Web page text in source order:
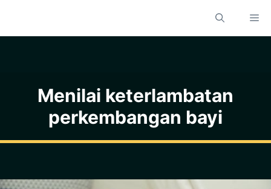
Menilai keterlambatan
perkembangan bayi